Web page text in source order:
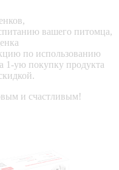
вашего питомца,
по использованию
1-ую покупку продукта
и счастливым!